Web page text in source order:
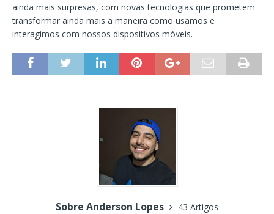
ainda mais surpresas, com novas tecnologias que prometem
transformar ainda mais a maneira como usamos e
interagimos com nossos dispositivos móveis.
Sobre Anderson Lopes
43 Artigos